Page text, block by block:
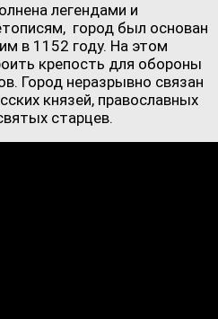
легендами и
город был основан
в 1152 году. На этом
крепость для обороны
Город неразрывно связан
князей, православных
старцев.